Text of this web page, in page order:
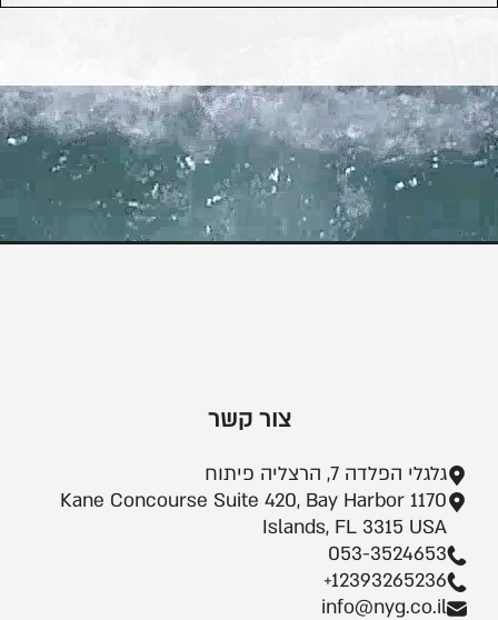
צור קשר
גלגלי הפלדה 7, הרצליה פיתוח
1170 Kane Concourse Suite 420, Bay Harbor
Islands, FL 3315 USA
053-3524653
+12393265236
info@nyg.co.il